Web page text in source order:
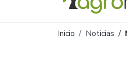
Ruta de
Inicio Noticias